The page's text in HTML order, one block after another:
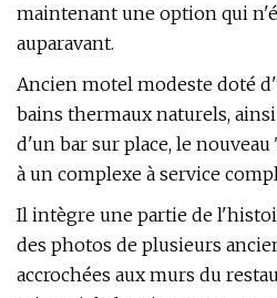
maintenant une option qui
auparavant.
Ancien motel modeste doté
bains thermaux naturels,
d'un bar sur place, le
à un complexe à service
Il intègre une partie de
des photos de plusieurs
accrochées aux murs du